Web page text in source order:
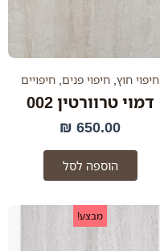
חיפוי חוץ, חיפוי פנים, חיפויים
דמוי טרוורטין 002
650.00
₪
הוספה לסל
מבצע!המחיר
המקורי